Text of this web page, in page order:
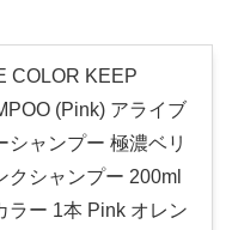
COLOR KEEP
(Pink) アライブ
シャンプー 極濃ベリ
クシャンプー 200ml
ラー 1本 Pink オレン